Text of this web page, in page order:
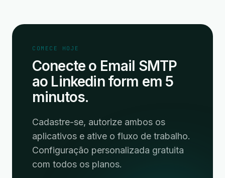
COMECE HOJE
Conecte o Email SMTP
ao Linkedin form em 5
minutos.
Cadastre-se, autorize ambos os
aplicativos e ative o fluxo de trabalho.
Configuração personalizada gratuita
com todos os planos.